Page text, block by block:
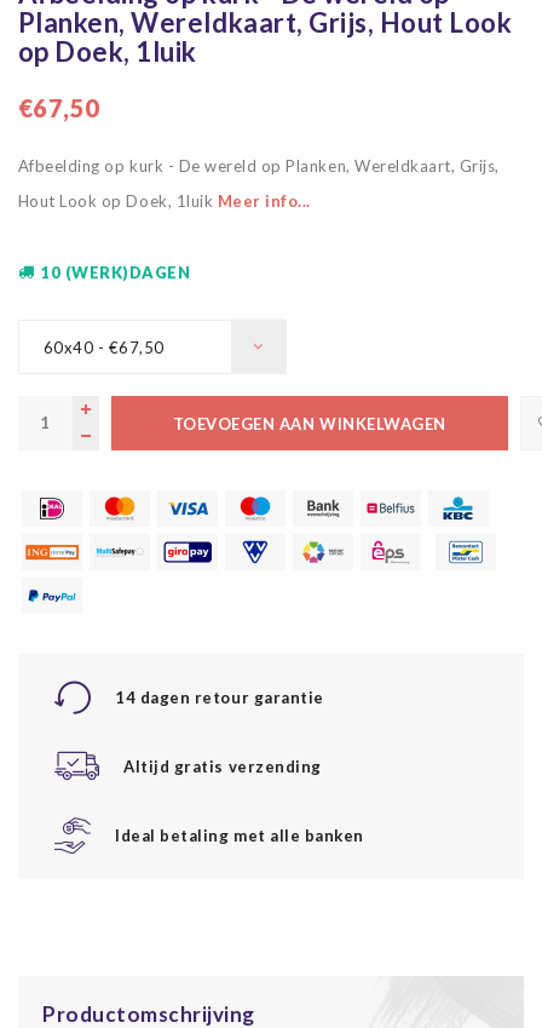
Planken, Wereldkaart, Grijs, Hout Look
op Doek, 1luik
€67,50
Afbeelding op kurk - De wereld op Planken, Wereldkaart, Grijs,
Hout Look op Doek, 1luik Meer info...
10 (WERK)DAGEN
60x40 - €67,50
TOEVOEGEN AAN WINKELWAGEN
14 dagen retour garantie
Altijd gratis verzending
Ideal betaling met alle banken
Productomschrijving